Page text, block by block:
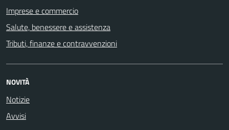
Imprese e commercio
Salute, benessere e assistenza
Tributi, finanze e contravvenzioni
NOVITÀ
Notizie
Avvisi